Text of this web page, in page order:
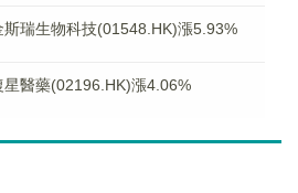
斯瑞生物科技(01548.HK)漲5.93%
星醫藥(02196.HK)漲4.06%